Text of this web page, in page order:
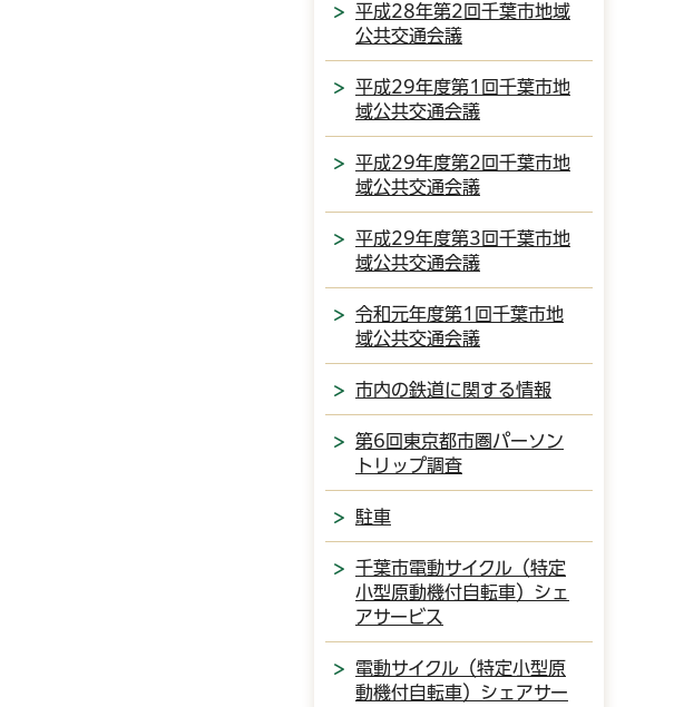
平成28年第2回千葉市地域
公共交通会議
平成29年度第1回千葉市地
域公共交通会議
平成29年度第2回千葉市地
域公共交通会議
平成29年度第3回千葉市地
域公共交通会議
令和元年度第1回千葉市地
域公共交通会議
市内の鉄道に関する情報
第6回東京都市圏パーソン
トリップ調査
駐車
千葉市電動サイクル（特定
小型原動機付自転車）シェ
アサービス
電動サイクル（特定小型原
動機付自転車）シェアサー